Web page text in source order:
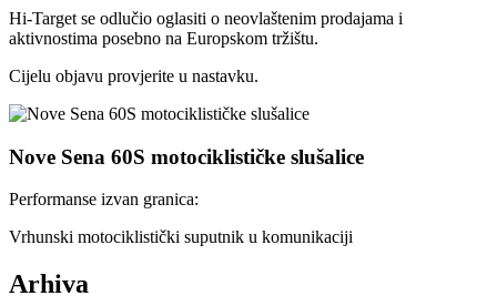
Hi-Target se odlučio oglasiti o neovlaštenim prodajama i
aktivnostima posebno na Europskom tržištu.
Cijelu objavu provjerite u nastavku.
Nove Sena 60S motociklističke slušalice
Performanse izvan granica:
Vrhunski motociklistički suputnik u komunikaciji
Arhiva